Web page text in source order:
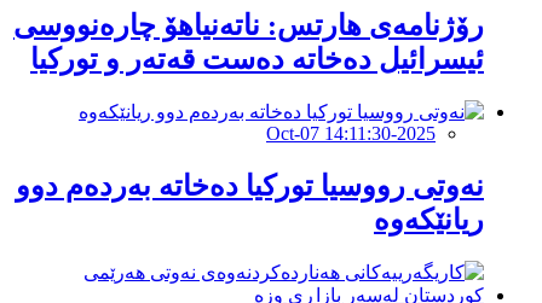
رۆژنامەی هارتس: ناتەنیاهۆ چارەنووسی
ئیسرائیل دەخاتە دەست قەتەر و توركیا
2025-Oct-07 14:11:30
نەوتى رووسیا تورکیا دەخاتە بەردەم دوو
ریانێکەوە